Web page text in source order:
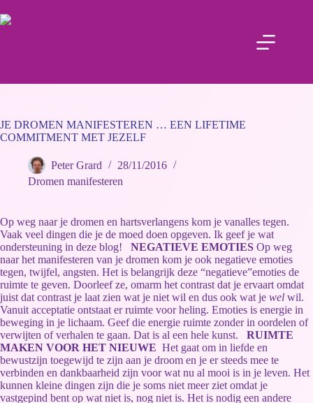
JE DROMEN MANIFESTEREN … EEN LIFETIME
COMMITMENT MET JEZELF
Peter Grard
28/11/2016
Dromen manifesteren
Op weg naar je dromen en hartsverlangens kom je vanalles tegen.
Vaak veel dingen die je de moed doen opgeven. Ik geef je wat
ondersteuning in deze blog! NEGATIEVE EMOTIES Op weg
naar het manifesteren van je dromen kom je ook negatieve emoties
tegen, twijfel, angsten. Het is belangrijk deze “negatieve”emoties de
ruimte te geven. Doorleef ze, omarm het contrast dat je ervaart omdat
juist dat contrast je laat zien wat je niet wil en dus ook wat je wel wil.
Vanuit acceptatie ontstaat er ruimte voor heling. Emoties is energie in
beweging in je lichaam. Geef die energie ruimte zonder in oordelen of
verwijten of verhalen te gaan. Dat is al een hele kunst. RUIMTE
MAKEN VOOR HET NIEUWE Het gaat om in liefde en
bewustzijn toegewijd te zijn aan je droom en je er steeds mee te
verbinden en dankbaarheid zijn voor wat nu al mooi is in je leven. Het
kunnen kleine dingen zijn die je soms niet meer ziet omdat je
vastgepind bent op wat niet is, nog niet is. Het is nodig een andere